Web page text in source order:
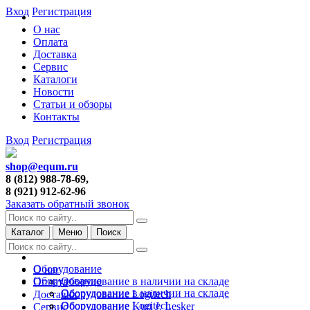
О нас
Оплата
Доставка
Сервис
Каталоги
Новости
Статьи и обзоры
Контакты
Вход Регистрация
Вход Регистрация
shop@equm.ru
8 (812) 988-78-69,
8 (921) 912-62-96
Заказать обратный звонок
Каталог Меню Поиск
О нас
Оплата
Доставка
Сервис
Оборудование
Оборудование в наличии на складе
Оборудование Logitech
Оборудование Kurt J. Lesker
Оборудование
Оборудование в наличии на складе
Оборудование Logitech